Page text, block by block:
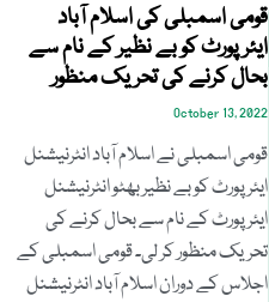
قومی اسمبلی کی اسلام آباد
ایئرپورٹ کو بے نظیر کے نام سے
بحال کرنے کی تحریک منظور
October 13, 2022
قومی اسمبلی نے اسلام آباد انٹرنیشنل
ایئرپورٹ کو بے نظیر بھٹو انٹرنیشنل
ایئرپورٹ کے نام سے بحال کرنے کی
تحریک منظور کر لی۔ قومی اسمبلی کے
اجلاس کے دوران اسلام آباد انٹرنیشنل